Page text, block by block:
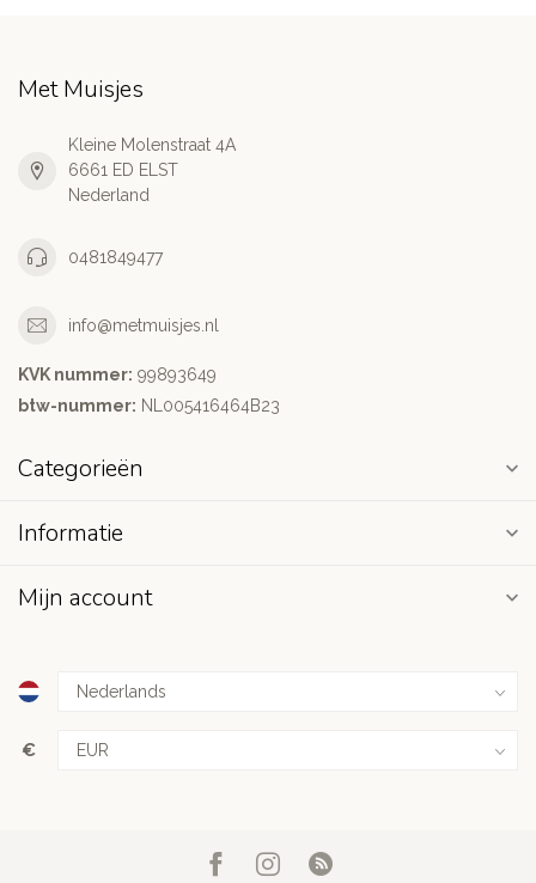
Met Muisjes
Kleine Molenstraat 4A
6661 ED ELST
Nederland
0481849477
info@metmuisjes.nl
KVK nummer: 99893649
btw-nummer: NL005416464B23
Categorieën
Informatie
Mijn account
€